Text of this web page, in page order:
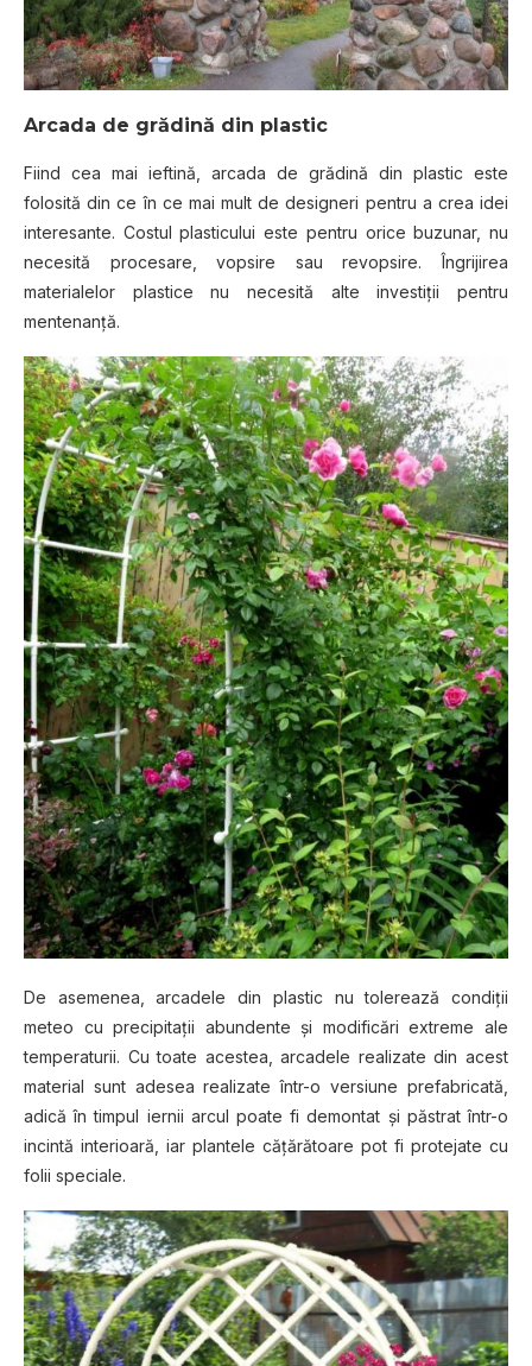
Arcada de grădină din plastic
Fiind cea mai ieftină, arcada de grădină din plastic este
folosită din ce în ce mai mult de designeri pentru a crea idei
interesante. Costul plasticului este pentru orice buzunar, nu
necesită procesare, vopsire sau revopsire. Îngrijirea
materialelor plastice nu necesită alte investiţii pentru
mentenanţă.
De asemenea, arcadele din plastic nu tolerează condiţii
meteo cu precipitaţii abundente şi modificări extreme ale
temperaturii. Cu toate acestea, arcadele realizate din acest
material sunt adesea realizate într-o versiune prefabricată,
adică în timpul iernii arcul poate fi demontat şi păstrat într-o
incintă interioară, iar plantele căţărătoare pot fi protejate cu
folii speciale.